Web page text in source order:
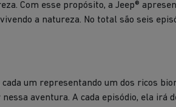
Com esse propósito, a Jeep®
a natureza. No total são seis
um representando um dos ricos
aventura. A cada episódio, ela irá